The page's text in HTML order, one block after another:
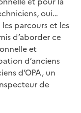
oui…
parcours et les
d’aborder ce
et
d’anciens
d’OPA, un
de